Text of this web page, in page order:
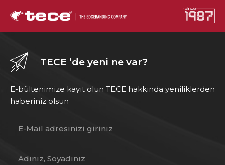
TECE ’de yeni ne var?
E-bültenimize kayıt olun TECE hakkında yeniliklerden
haberiniz olsun